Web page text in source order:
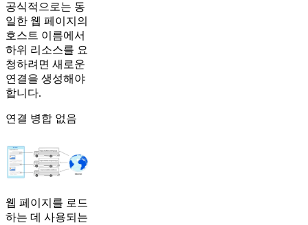
공식적으로는 동
일한 웹 페이지의
호스트 이름에서
하위 리소스를 요
청하려면 새로운
연결을 생성해야
합니다.
연결 병합 없음
웹 페이지를 로드
하는 데 사용되는